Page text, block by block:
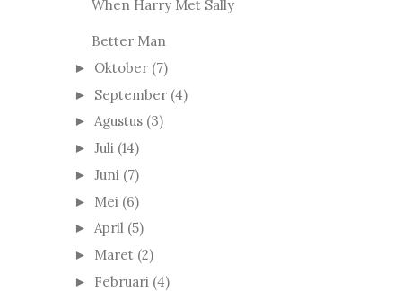
When Harry Met Sally
Better Man
► Oktober (7)
► September (4)
► Agustus (3)
► Juli (14)
► Juni (7)
► Mei (6)
► April (5)
► Maret (2)
► Februari (4)